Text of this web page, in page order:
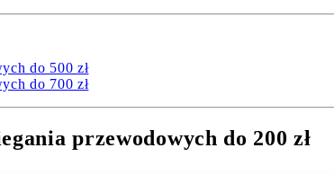
do 500 zł
do 700 zł
przewodowych do 200 zł